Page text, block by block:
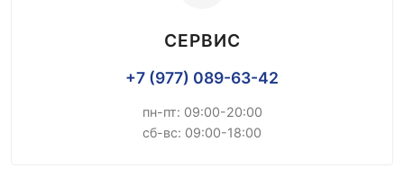
СЕРВИС
+7 (977) 089-63-42
пн-пт: 09:00-20:00
сб-вс: 09:00-18:00